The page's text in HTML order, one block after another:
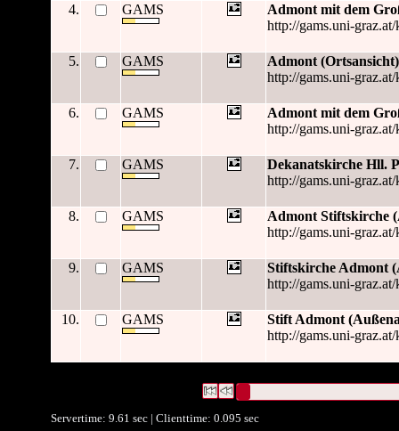
4. GAMS
Admont mit dem
http://gams.uni-
5. GAMS
Admont (Ortsansicht)
http://gams.uni-
6. GAMS
Admont mit dem
http://gams.uni-
7. GAMS
Dekanatskirche Hll.
http://gams.uni-
8. GAMS
Admont Stiftskirche
http://gams.uni-
9. GAMS
Stiftskirche Admont
http://gams.uni-
10. GAMS
Stift Admont
http://gams.uni-
Servertime: 9.61 sec | Clienttime: 0.095 sec